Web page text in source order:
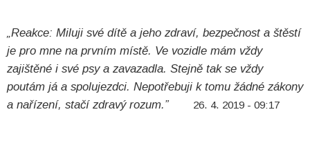
„Reakce: Miluji své dítě a jeho zdraví, bezpečnost a štěstí
je pro mne na prvním místě. Ve vozidle mám vždy
zajištěné i své psy a zavazadla. Stejně tak se vždy
poutám já a spolujezdci. Nepotřebuji k tomu žádné zákony
a nařízení, stačí zdravý rozum.”
26. 4. 2019 - 09:17